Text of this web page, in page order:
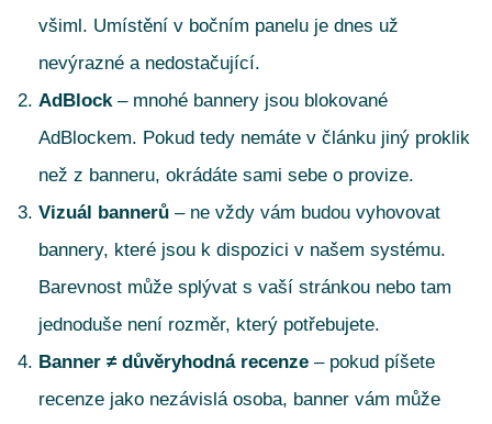
všiml. Umístění v bočním panelu je dnes už
nevýrazné a nedostačující.
AdBlock – mnohé bannery jsou blokované
AdBlockem. Pokud tedy nemáte v článku jiný proklik
než z banneru, okrádáte sami sebe o provize.
Vizuál bannerů – ne vždy vám budou vyhovovat
bannery, které jsou k dispozici v našem systému.
Barevnost může splývat s vaší stránkou nebo tam
jednoduše není rozměr, který potřebujete.
Banner ≠ důvěryhodná recenze – pokud píšete
recenze jako nezávislá osoba, banner vám může